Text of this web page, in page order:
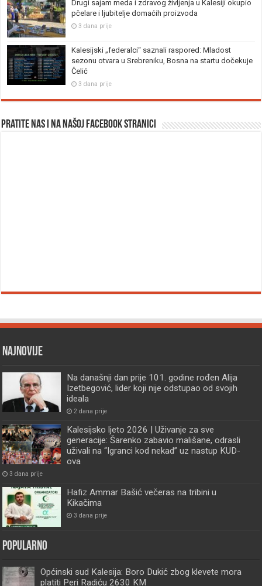
Drugi sajam meda i zdravog življenja u Kalesiji okupio
pčelare i ljubitelje domaćih proizvoda
3 dana prije
Kalesijski „federalci“ saznali raspored: Mladost
sezonu otvara u Srebreniku, Bosna na startu dočekuje
Čelić
3 dana prije
Pratite nas i na našoj facebook stranici
Najnovije
Na današnji dan prije 101. godine rođen Alija
Izetbegović, lider koji nije odstupao od svojih
ideala
2 dana prije
Kalesijsko ljeto 2026 | Uživanje za sve
generacije: Šarenko zabavio mališane, odrasli
uživali na “Igranci kod nekad” uz nastup KUD-
ova
3 dana prije
Hafiz Ammar Bašić večeras na tribini u
Kikačima
3 dana prije
Popularno
Općinski sud Kalesija: Boro Dukić zbog klevete mora
platiti Peri Radiću 2630 KM